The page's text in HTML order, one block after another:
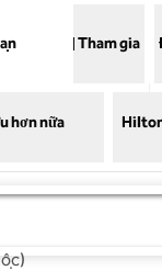
Tham gia
hơn nữa
)
kỳ